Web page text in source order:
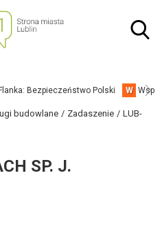
Bezpieczeństwo Polski W
budowlane Zadaszenie
LUB-
SP. J.